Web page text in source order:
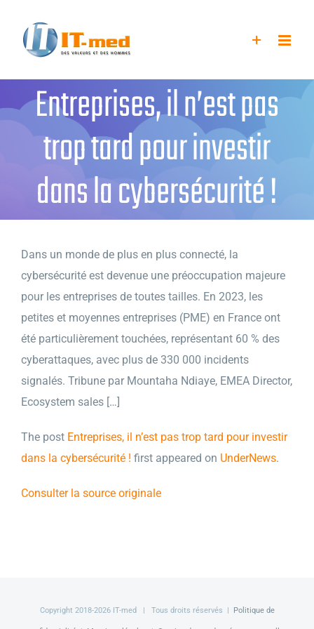
contenu
Entreprises, il n’est pas
trop tard pour investir
dans la cybersécurité !
Dans un monde de plus en plus connecté, la
cybersécurité est devenue une préoccupation majeure
pour les entreprises de toutes tailles. En 2023, les
petites et moyennes entreprises (PME) en France ont
été particulièrement touchées, représentant 60 % des
cyberattaques, avec plus de 330 000 incidents
signalés. Tribune par Mountaha Ndiaye, EMEA Director,
Ecosystem sales […]
The post Entreprises, il n’est pas trop tard pour investir
dans la cybersécurité ! first appeared on UnderNews.
Consulter la source originale
Copyright 2018-2026 IT-med | Tous droits réservés | Politique de